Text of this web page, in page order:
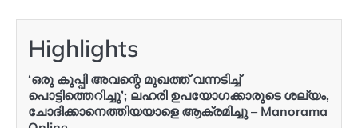
Highlights
‘ഒരു കുപ്പി അവന്റെ മുഖത്ത് വന്നടിച്ച്
പൊട്ടിത്തെറിച്ചു’; ലഹരി ഉപയോഗക്കാരുടെ ശല്യം,
ചോദിക്കാനെത്തിയയാളെ ആക്രമിച്ചു – Manorama